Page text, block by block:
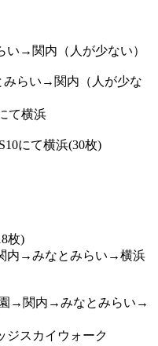
らい→関内（人が少な
にて横浜(30枚)
枚)
→関内→みなとみらい→